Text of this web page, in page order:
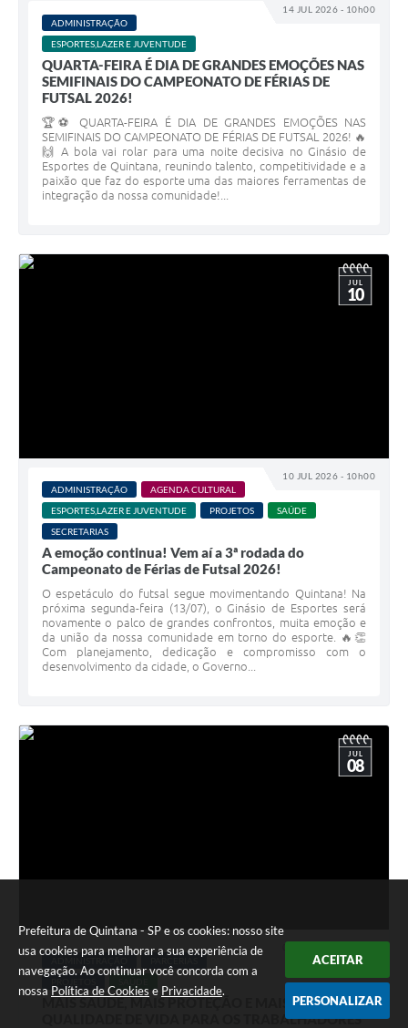
Prefeitura de Quintana - SP e os cookies: nosso site
usa cookies para melhorar a sua experiência de
navegação. Ao continuar você concorda com a
nossa Política de Cookies e Privacidade.
ACEITAR
PERSONALIZAR
14 JUL 2026 - 10h00
ADMINISTRAÇÃO
ESPORTES,LAZER E JUVENTUDE
QUARTA-FEIRA É DIA DE GRANDES EMOÇÕES NAS
SEMIFINAIS DO CAMPEONATO DE FÉRIAS DE
FUTSAL 2026!
🏆⚽ QUARTA-FEIRA É DIA DE GRANDES EMOÇÕES NAS
SEMIFINAIS DO CAMPEONATO DE FÉRIAS DE FUTSAL 2026! 🔥
🙌 A bola vai rolar para uma noite decisiva no Ginásio de
Esportes de Quintana, reunindo talento, competitividade e a
paixão que faz do esporte uma das maiores ferramentas de
integração da nossa comunidade!...
10 JUL 2026 - 10h00
JUL
10
ADMINISTRAÇÃO
AGENDA CULTURAL
ESPORTES,LAZER E JUVENTUDE
PROJETOS
SAÚDE
SECRETARIAS
A emoção continua! Vem aí a 3ª rodada do
Campeonato de Férias de Futsal 2026!
O espetáculo do futsal segue movimentando Quintana! Na
próxima segunda-feira (13/07), o Ginásio de Esportes será
novamente o palco de grandes confrontos, muita emoção e
da união da nossa comunidade em torno do esporte. 🔥👏
Com planejamento, dedicação e compromisso com o
desenvolvimento da cidade, o Governo...
JUL
08
ADMINISTRAÇÃO
MAIS SAÚDE, MAIS PROTEÇÃO E MAIS
QUALIDADE DE VIDA PARA OS TRABALHADORES